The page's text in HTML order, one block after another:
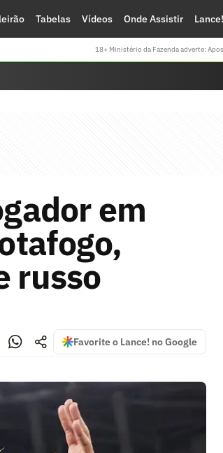
Tabelas Vídeos Onde Assistir
18+ Ministério da Fazenda adverte:
em
russo
Favorite o Lance! no Google